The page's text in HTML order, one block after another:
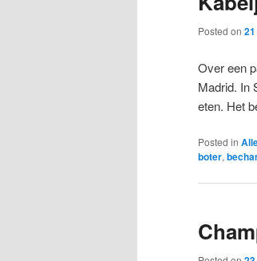
Posted on
Over een
Madrid. In
eten. Het
Posted in
boter,